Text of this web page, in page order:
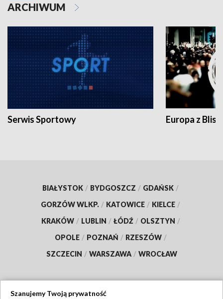
ARCHIWUM
Serwis Sportowy Europa z
BIAŁYSTOK / BYDGOSZCZ / GDAŃSK /
GORZÓW WLKP. / KATOWICE / KIELCE /
KRAKÓW / LUBLIN / ŁÓDŹ / OLSZTYN /
OPOLE / POZNAŃ / RZESZÓW /
SZCZECIN / WARSZAWA / WROCŁAW
Szanujemy Twoją prywatność